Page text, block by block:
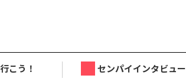
こう！ センパイインタビュー